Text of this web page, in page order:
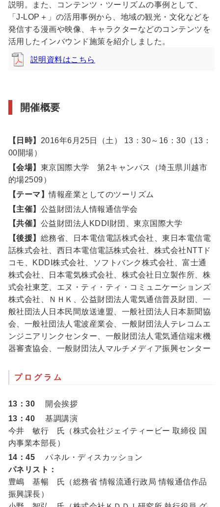
説明。また、コンテンツ・ツーリズムの事例として、
「J-LOP＋」の活用事例から、地域の観光・文化などを
発信する漫画や映像、キャラクターなどのコンテンツを
活用したインバウンド施策を紹介しました。
説明資料はこちら
開催概要
【日時】 2016年6月25日（土） 13：30～16：30（13：
00開場）
【会場】 東京国際大学 第2キャンパス（埼玉県川越市
的場2509）
【テーマ】情報産業としてのツーリズム
【主催】 公益財団法人情報通信学会
【共催】 公益財団法人KDDI財団、東京国際大学
【後援】 総務省、日本電信電話株式会社、東日本電信電
話株式会社、西日本電信電話株式会社、株式会社NTTド
コモ、KDDI株式会社、ソフトバンク株式会社、富士通
株式会社、日本電気株式会社、株式会社日立製作所、株
式会社東芝、エヌ・ティ・ティ・コミュニケーションズ
株式会社、ＮＨＫ、公益財団法人電気通信普及財団、一
般社団法人日本民間放送連盟、一般社団法人日本新聞協
会、一般社団法人電波産業会、一般財団法人テレコムエ
ンジニアリンクセンター、一般財団法人電気通信端末機
器審査協会、一般財団法人マルチメディア振興センター
プログラム
13：30 開会挨拶
13：40 基調講演
今井 敏行 氏（株式会社ジェイティービー 取締役 国
内事業本部長）
14：45 パネル・ディスカッション
パネリスト：
豊嶋 基暢 氏（総務省 情報流通行政局 情報通信作品
振興課長）